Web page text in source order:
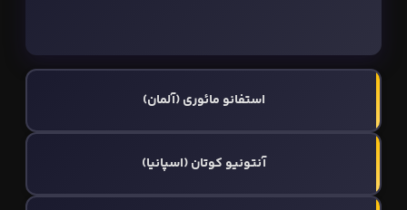
استفانو مائوری (آلمان)
آنتونیو کوتان (اسپانیا)